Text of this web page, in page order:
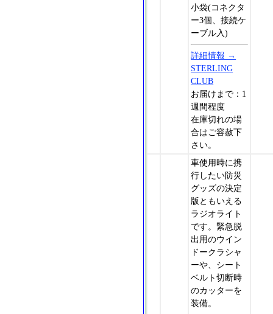
小袋(コネクタ
ー3個、接続ケ
ーブル入)
詳細情報 →
STERLING
CLUB
お届けまで：1
週間程度
在庫切れの場
合はご容赦下
さい。
車使用時に携
行したい防災
グッズの決定
版ともいえる
ラジオライト
です。緊急脱
出用のウイン
ドークラシャ
ーや、シート
ベルト切断時
のカッターを
装備。